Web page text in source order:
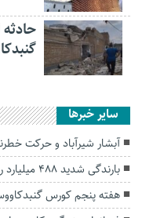
سایر خبرها
آبشار شیرآباد و حرکت
بارندگی شدید ۴۸۸ میلیارد ریال به آزادشهر خسارت زد
هفته پنجم کورس گنبدکاووس با